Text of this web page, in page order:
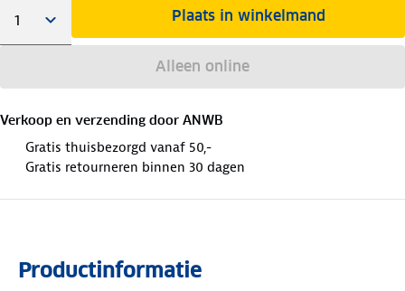
Plaats in winkelmand
Alleen online
Verkoop en verzending door ANWB
Gratis thuisbezorgd vanaf 50,-
Gratis retourneren binnen 30 dagen
Productinformatie